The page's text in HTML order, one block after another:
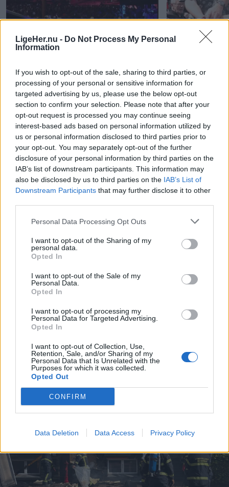
LigeHer.nu - Do Not Process My Personal
Information
If you wish to opt-out of the sale, sharing to third parties, or
processing of your personal or sensitive information for
targeted advertising by us, please use the below opt-out
section to confirm your selection. Please note that after your
opt-out request is processed you may continue seeing
interest-based ads based on personal information utilized by
us or personal information disclosed to third parties prior to
your opt-out. You may separately opt-out of the further
disclosure of your personal information by third parties on the
IAB’s list of downstream participants. This information may
also be disclosed by us to third parties on the IAB’s List of
Downstream Participants that may further disclose it to other
Personal Data Processing Opt Outs
I want to opt-out of the Sharing of my
personal data.
Opted In
I want to opt-out of the Sale of my
Personal Data.
Opted In
I want to opt-out of processing my
Personal Data for Targeted Advertising.
Opted In
I want to opt-out of Collection, Use,
Retention, Sale, and/or Sharing of my
Personal Data that Is Unrelated with the
Purposes for which it was collected.
Opted Out
CONFIRM
Data Deletion Data Access Privacy Policy
Himlen eksploderede over Tall Ships
Races
Endnu et
Andre læser også
Mad & Drikke
Nu åbner stor Biltema-café
Shopping